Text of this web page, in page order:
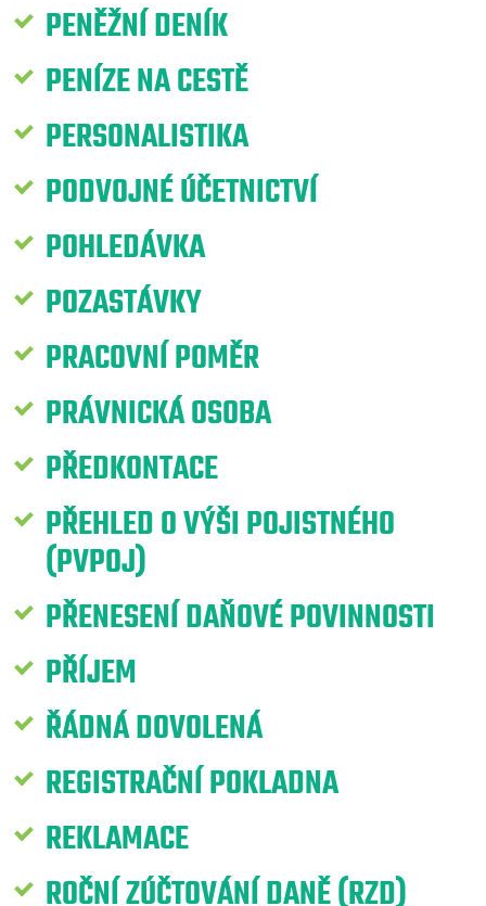
PENĚŽNÍ DENÍK
PENÍZE NA CESTĚ
PERSONALISTIKA
PODVOJNÉ ÚČETNICTVÍ
POHLEDÁVKA
POZASTÁVKY
PRACOVNÍ POMĚR
PRÁVNICKÁ OSOBA
PŘEDKONTACE
PŘEHLED O VÝŠI POJISTNÉHO
(PVPOJ)
PŘENESENÍ DAŇOVÉ POVINNOSTI
PŘÍJEM
ŘÁDNÁ DOVOLENÁ
REGISTRAČNÍ POKLADNA
REKLAMACE
ROČNÍ ZÚČTOVÁNÍ DANĚ (RZD)